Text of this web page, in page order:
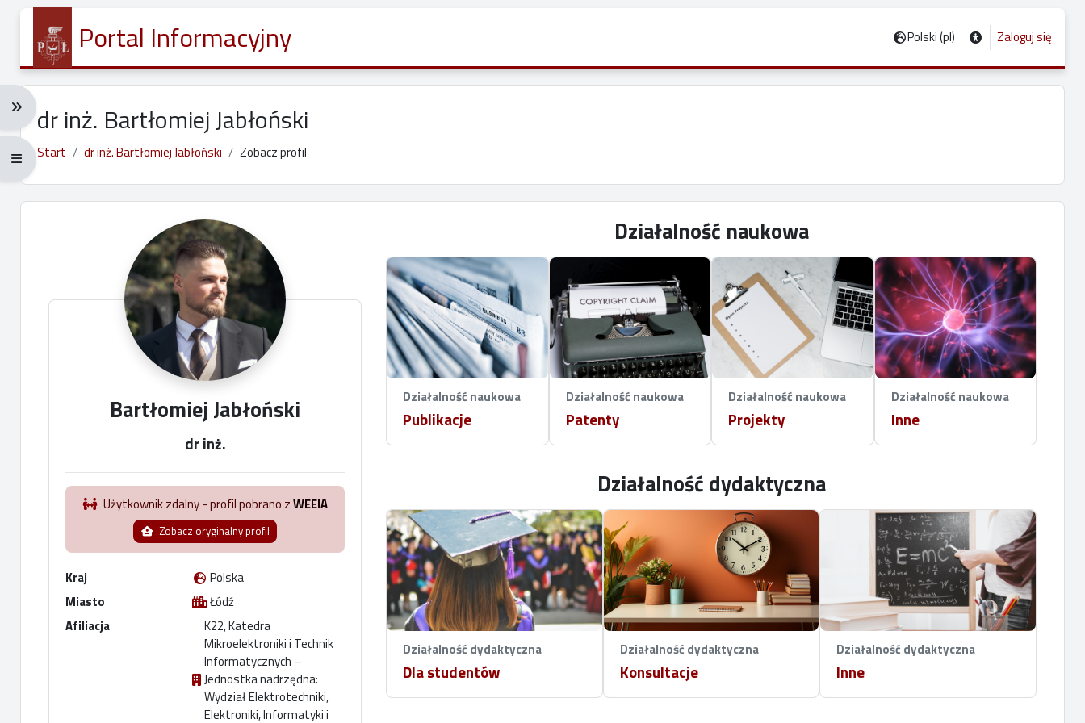
Portal Informacyjny Polski ‎(pl)‎ Zaloguj się
Rozwiń menu nawigacji: Ctrl + Alt + →
Rozwiń menu pełnoekranowe: Ctrl + Alt + f
dr inż. Bartłomiej Jabłoński
Start dr inż. Bartłomiej Jabłoński Zobacz profil
Główne bloki treści
Bartłomiej Jabłoński
dr inż.
Użytkownik zdalny - profil pobrano zWEEIA
Zobacz oryginalny profil
Kraj
Polska
Miasto
Łódź
Afiliacja
K22, Katedra
Mikroelektroniki i Technik
Informatycznych –
Jednostka nadrzędna:
Wydział Elektrotechniki,
Elektroniki, Informatyki i
Działalność naukowa
Działalność naukowa
Publikacje
Działalność naukowa
Patenty
Działalność naukowa
Projekty
Działalność naukowa
Inne
Działalność dydaktyczna
Działalność dydaktyczna
Dla studentów
Działalność dydaktyczna
Konsultacje
Działalność dydaktyczna
Inne